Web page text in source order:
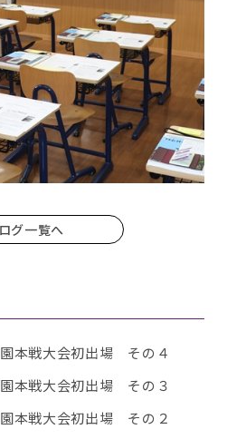
グ一覧へ
本戦大会初出場 その４
本戦大会初出場 その３
本戦大会初出場 その２